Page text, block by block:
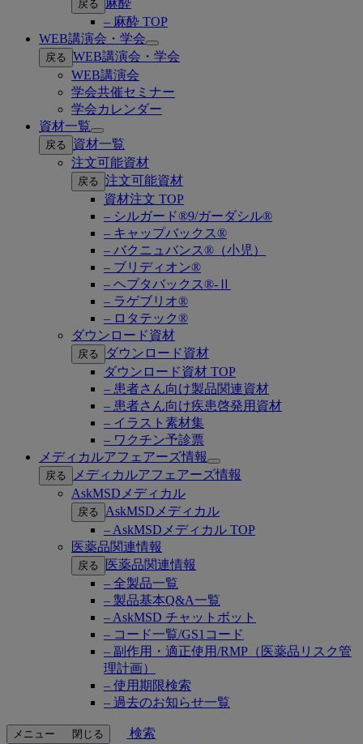
戻る
麻酔
– 麻酔 TOP
WEB講演会・学会
Open
submenu
戻る WEB講演会・学会
WEB講演会
学会共催セミナー
学会カレンダー
資材一覧
Open
submenu
戻る
資材一覧
注文可能資材
戻る 注文可能資材
資材注文 TOP
– シルガード®9/ガーダシル®
– キャップバックス®
– バクニュバンス®（小児）
– ブリディオン®
– ヘプタバックス®-Ⅱ
– ラゲブリオ®
– ロタテック®
ダウンロード資材
戻る
ダウンロード資材
ダウンロード資材 TOP
– 患者さん向け製品関連資材
– 患者さん向け疾患啓発用資材
– イラスト素材集
– ワクチン予診票
メディカルアフェアーズ情報
Open
submenu
戻る
メディカルアフェアーズ情報
AskMSDメディカル
戻る
AskMSDメディカル
– AskMSDメディカル TOP
医薬品関連情報
戻る
医薬品関連情報
– 全製品一覧
– 製品基本Q&A一覧
– AskMSD チャットボット
– コード一覧/GS1コード
– 副作用・適正使用/RMP（医薬品リスク管
理計画）
– 使用期限検索
– 過去のお知らせ一覧
メニュー 閉じる
検索